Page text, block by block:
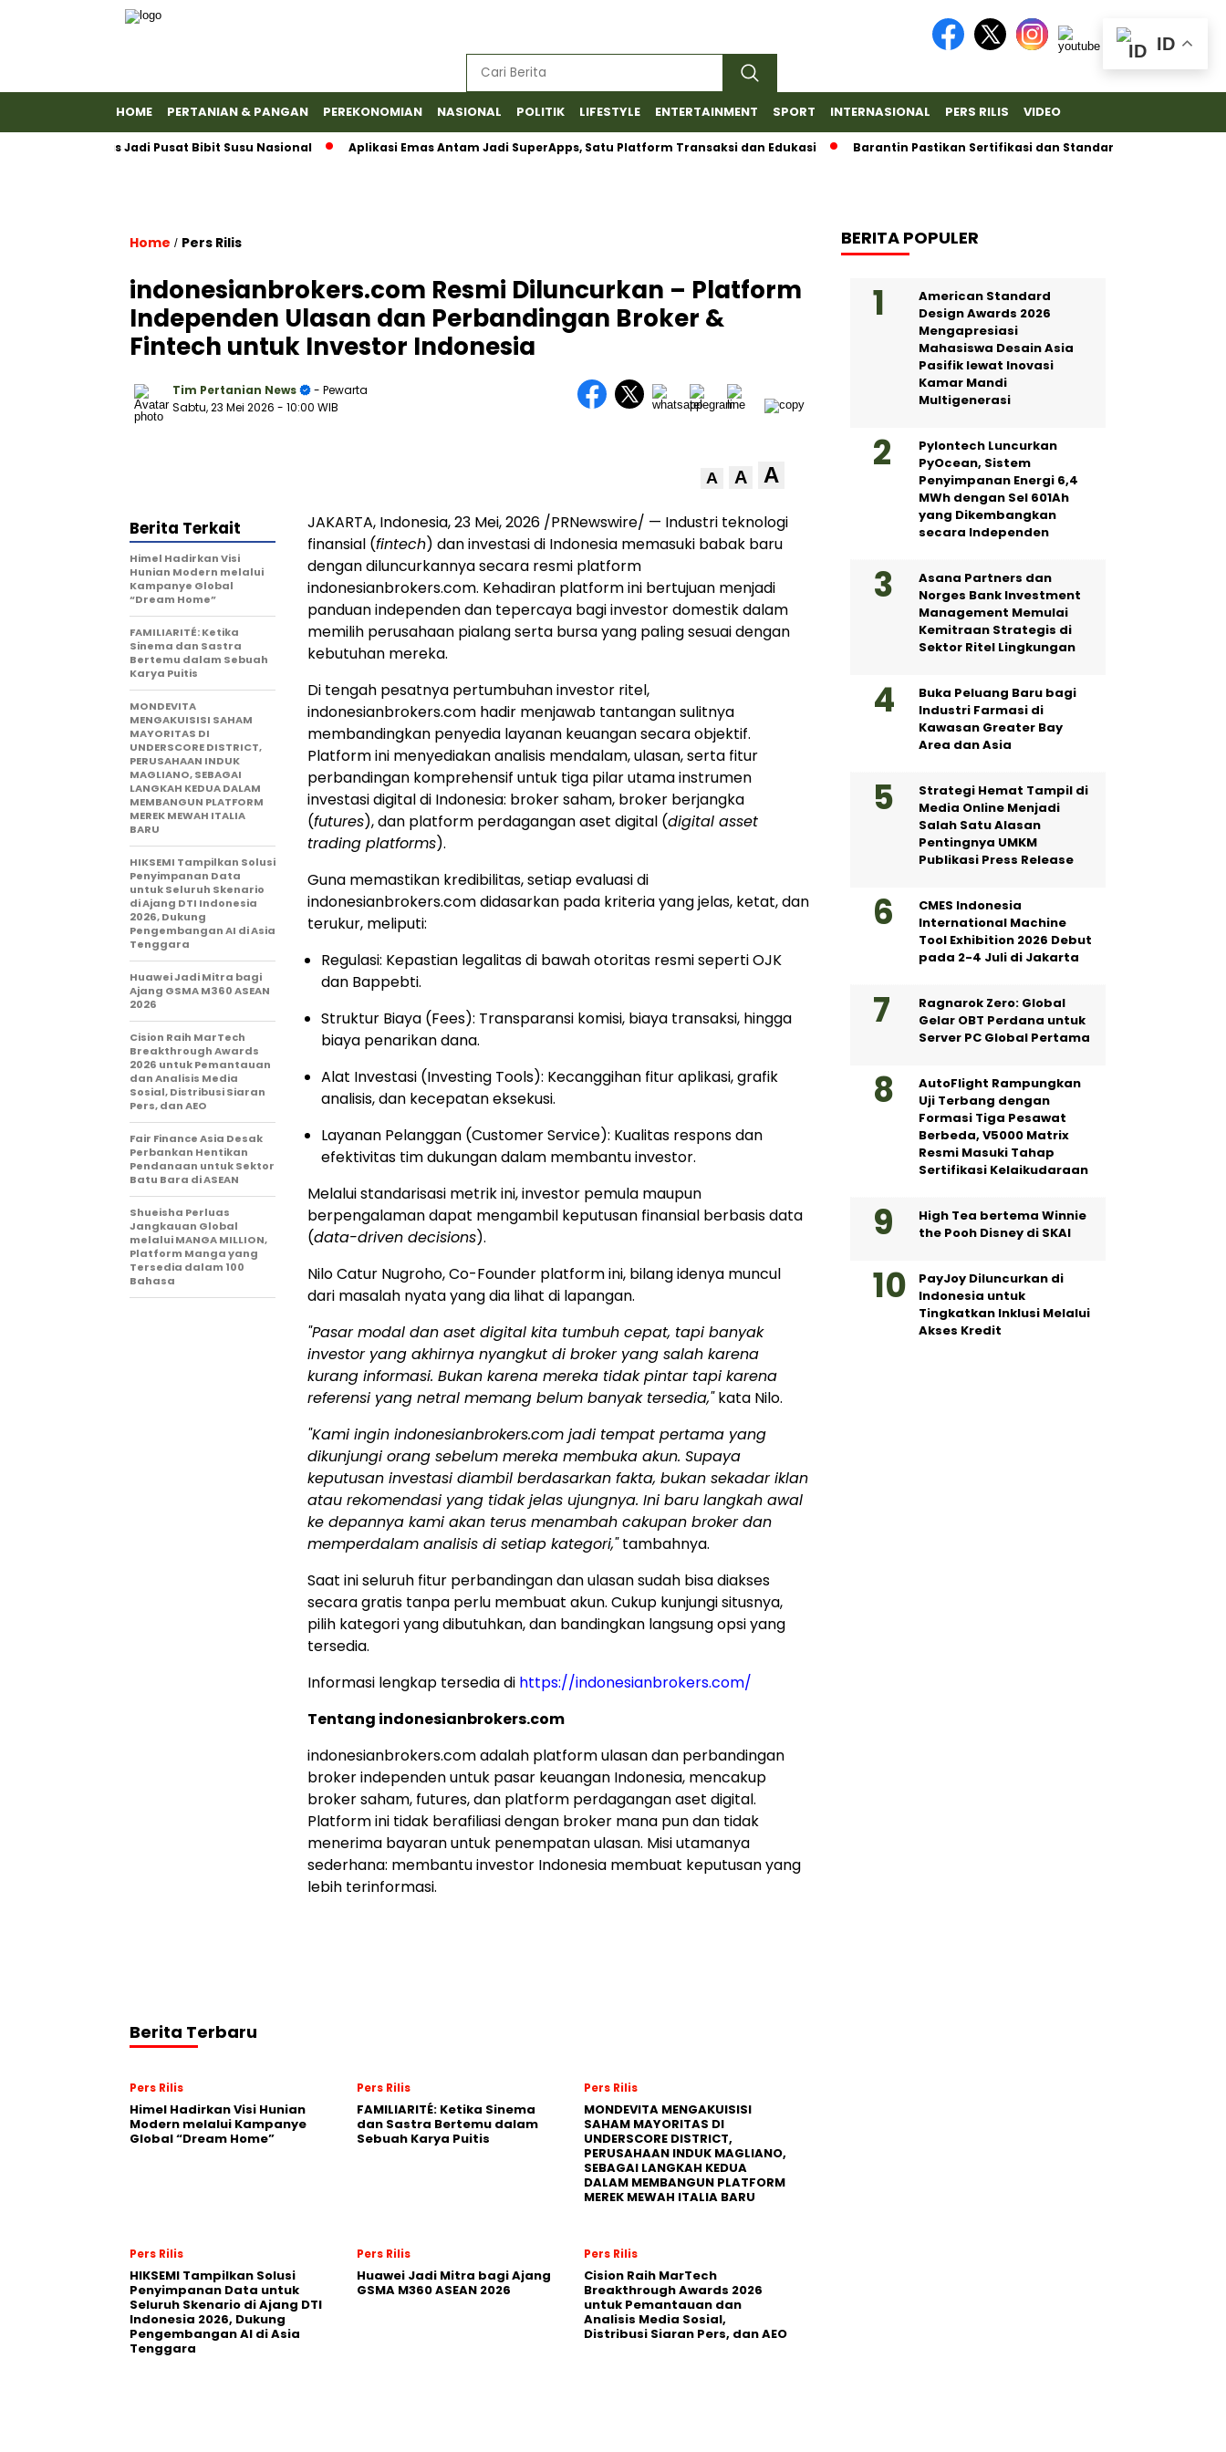
HOME PERTANIAN & PANGAN PEREKONOMIAN NASIONAL POLITIK LIFESTYLE ENTERTAINMENT SPORT INTERNASIONAL PERS RILIS VIDEO
Banyumas Jadi Pusat Bibit Susu Nasional Aplikasi Emas Antam Jadi SuperApps, Satu Platform Transaksi dan Edukasi Barantin Pastikan Sertifikasi dan Standar Ketat untuk Ekspor
Home / Pers Rilis
indonesianbrokers.com Resmi Diluncurkan – Platform
Independen Ulasan dan Perbandingan Broker &
Fintech untuk Investor Indonesia
Tim Pertanian News
- Pewarta
Sabtu, 23 Mei 2026 - 10:00 WIB
A A A
JAKARTA, Indonesia,23 Mei, 2026 /PRNewswire/ — Industri teknologi
finansial (fintech) dan investasi di Indonesia memasuki babak baru
dengan diluncurkannya secara resmi platform
indonesianbrokers.com. Kehadiran platform ini bertujuan menjadi
panduan independen dan tepercaya bagi investor domestik dalam
memilih perusahaan pialang serta bursa yang paling sesuai dengan
kebutuhan mereka.
Di tengah pesatnya pertumbuhan investor ritel,
indonesianbrokers.com hadir menjawab tantangan sulitnya
membandingkan penyedia layanan keuangan secara objektif.
Platform ini menyediakan analisis mendalam, ulasan, serta fitur
perbandingan komprehensif untuk tiga pilar utama instrumen
investasi digital di Indonesia: broker saham, broker berjangka
(futures), dan platform perdagangan aset digital (digital asset
trading platforms).
Guna memastikan kredibilitas, setiap evaluasi di
indonesianbrokers.com didasarkan pada kriteria yang jelas, ketat, dan
terukur, meliputi:
Regulasi: Kepastian legalitas di bawah otoritas resmi seperti OJK
dan Bappebti.
Struktur Biaya (Fees): Transparansi komisi, biaya transaksi, hingga
biaya penarikan dana.
Alat Investasi (Investing Tools): Kecanggihan fitur aplikasi, grafik
analisis, dan kecepatan eksekusi.
Layanan Pelanggan (Customer Service): Kualitas respons dan
efektivitas tim dukungan dalam membantu investor.
Melalui standarisasi metrik ini, investor pemula maupun
berpengalaman dapat mengambil keputusan finansial berbasis data
(data-driven decisions).
Nilo Catur Nugroho, Co-Founder platform ini, bilang idenya muncul
dari masalah nyata yang dia lihat di lapangan.
"Pasar modal dan aset digital kita tumbuh cepat, tapi banyak
investor yang akhirnya nyangkut di broker yang salah karena
kurang informasi. Bukan karena mereka tidak pintar tapi karena
referensi yang netral memang belum banyak tersedia,"kata Nilo.
"Kami ingin indonesianbrokers.com jadi tempat pertama yang
dikunjungi orang sebelum mereka membuka akun. Supaya
keputusan investasi diambil berdasarkan fakta, bukan sekadar iklan
atau rekomendasi yang tidak jelas ujungnya. Ini baru langkah awal
ke depannya kami akan terus menambah cakupan broker dan
memperdalam analisis di setiap kategori,"tambahnya.
Saat ini seluruh fitur perbandingan dan ulasan sudah bisa diakses
secara gratis tanpa perlu membuat akun. Cukup kunjungi situsnya,
pilih kategori yang dibutuhkan, dan bandingkan langsung opsi yang
tersedia.
Informasi lengkap tersedia di https://indonesianbrokers.com/
Tentang indonesianbrokers.com
indonesianbrokers.com adalah platform ulasan dan perbandingan
broker independen untuk pasar keuangan Indonesia, mencakup
broker saham, futures, dan platform perdagangan aset digital.
Platform ini tidak berafiliasi dengan broker mana pun dan tidak
menerima bayaran untuk penempatan ulasan. Misi utamanya
sederhana: membantu investor Indonesia membuat keputusan yang
lebih terinformasi.
Berita Terkait
Himel Hadirkan Visi
Hunian Modern melalui
Kampanye Global
“Dream Home”
FAMILIARITÉ: Ketika
Sinema dan Sastra
Bertemu dalam Sebuah
Karya Puitis
MONDEVITA
MENGAKUISISI SAHAM
MAYORITAS DI
UNDERSCORE DISTRICT,
PERUSAHAAN INDUK
MAGLIANO, SEBAGAI
LANGKAH KEDUA DALAM
MEMBANGUN PLATFORM
MEREK MEWAH ITALIA
BARU
HIKSEMI Tampilkan Solusi
Penyimpanan Data
untuk Seluruh Skenario
di Ajang DTI Indonesia
2026, Dukung
Pengembangan AI di Asia
Tenggara
Huawei Jadi Mitra bagi
Ajang GSMA M360 ASEAN
2026
Cision Raih MarTech
Breakthrough Awards
2026 untuk Pemantauan
dan Analisis Media
Sosial, Distribusi Siaran
Pers, dan AEO
Fair Finance Asia Desak
Perbankan Hentikan
Pendanaan untuk Sektor
Batu Bara di ASEAN
Shueisha Perluas
Jangkauan Global
melalui MANGA MILLION,
Platform Manga yang
Tersedia dalam 100
Bahasa
Berita Terbaru
Pers Rilis
Himel Hadirkan Visi Hunian
Modern melalui Kampanye
Global “Dream Home”
Pers Rilis
FAMILIARITÉ: Ketika Sinema
dan Sastra Bertemu dalam
Sebuah Karya Puitis
Pers Rilis
MONDEVITA MENGAKUISISI
SAHAM MAYORITAS DI
UNDERSCORE DISTRICT,
PERUSAHAAN INDUK MAGLIANO,
SEBAGAI LANGKAH KEDUA
DALAM MEMBANGUN PLATFORM
MEREK MEWAH ITALIA BARU
Pers Rilis
HIKSEMI Tampilkan Solusi
Penyimpanan Data untuk
Seluruh Skenario di Ajang DTI
Indonesia 2026, Dukung
Pengembangan AI di Asia
Tenggara
Pers Rilis
Huawei Jadi Mitra bagi Ajang
GSMA M360 ASEAN 2026
Pers Rilis
Cision Raih MarTech
Breakthrough Awards 2026
untuk Pemantauan dan
Analisis Media Sosial,
Distribusi Siaran Pers, dan AEO
BERITA POPULER
American Standard
Design Awards 2026
Mengapresiasi
Mahasiswa Desain Asia
Pasifik lewat Inovasi
Kamar Mandi
Multigenerasi
Pylontech Luncurkan
PyOcean, Sistem
Penyimpanan Energi 6,4
MWh dengan Sel 601Ah
yang Dikembangkan
secara Independen
Asana Partners dan
Norges Bank Investment
Management Memulai
Kemitraan Strategis di
Sektor Ritel Lingkungan
Buka Peluang Baru bagi
Industri Farmasi di
Kawasan Greater Bay
Area dan Asia
Strategi Hemat Tampil di
Media Online Menjadi
Salah Satu Alasan
Pentingnya UMKM
Publikasi Press Release
CMES Indonesia
International Machine
Tool Exhibition 2026 Debut
pada 2-4 Juli di Jakarta
Ragnarok Zero: Global
Gelar OBT Perdana untuk
Server PC Global Pertama
AutoFlight Rampungkan
Uji Terbang dengan
Formasi Tiga Pesawat
Berbeda, V5000 Matrix
Resmi Masuki Tahap
Sertifikasi Kelaikudaraan
High Tea bertema Winnie
the Pooh Disney di SKAI
PayJoy Diluncurkan di
Indonesia untuk
Tingkatkan Inklusi Melalui
Akses Kredit
ID